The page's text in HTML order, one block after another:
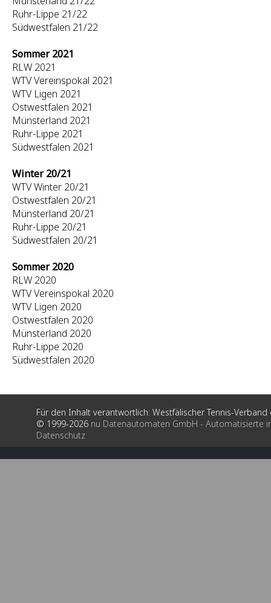
Ruhr-Lippe 21/22
Südwestfalen 21/22
Sommer 2021
RLW 2021
WTV Vereinspokal 2021
WTV Ligen 2021
Ostwestfalen 2021
Münsterland 2021
Ruhr-Lippe 2021
Südwestfalen 2021
Winter 20/21
WTV Winter 20/21
Ostwestfalen 20/21
Münsterland 20/21
Ruhr-Lippe 20/21
Südwestfalen 20/21
Sommer 2020
RLW 2020
WTV Vereinspokal 2020
WTV Ligen 2020
Ostwestfalen 2020
Münsterland 2020
Ruhr-Lippe 2020
Südwestfalen 2020
Für den Inhalt verantwortlich: Westfälischer Tennis-Verband
© 1999-2026 nu Datenautomaten GmbH - Automatisierte
Datenschutz